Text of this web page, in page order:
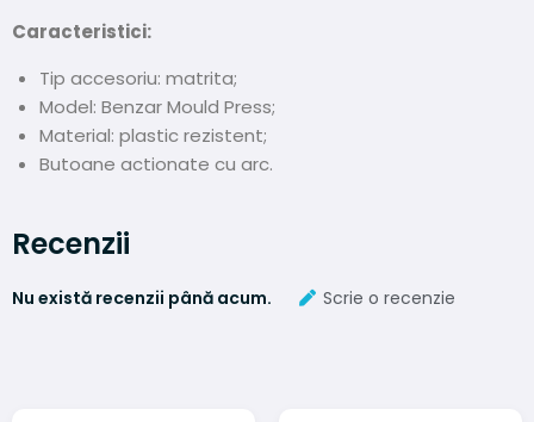
Caracteristici:
Tip accesoriu: matrita;
Model: Benzar Mould Press;
Material: plastic rezistent;
Butoane actionate cu arc.
Recenzii
Nu există recenzii până acum. Scrie o recenzie